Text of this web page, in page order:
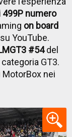
499P numero
on board
YouTube.
#54del
GT3.
nei